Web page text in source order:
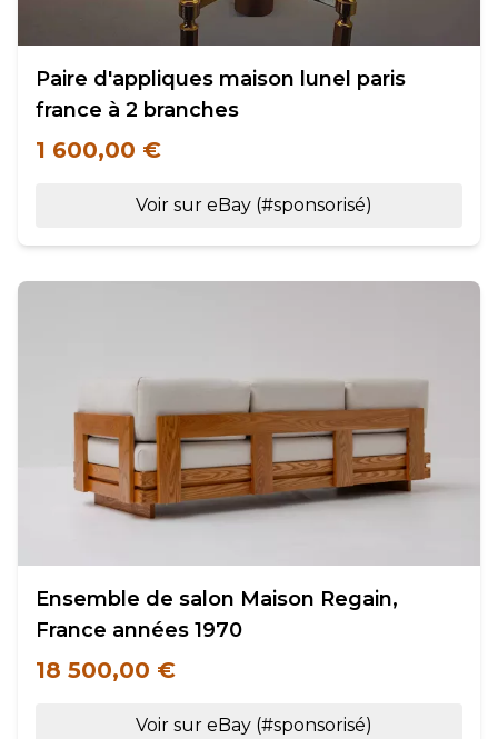
Paire d'appliques maison lunel paris
france à 2 branches
1 600,00 €
Voir sur eBay (#sponsorisé)
Ensemble de salon Maison Regain,
France années 1970
18 500,00 €
Voir sur eBay (#sponsorisé)